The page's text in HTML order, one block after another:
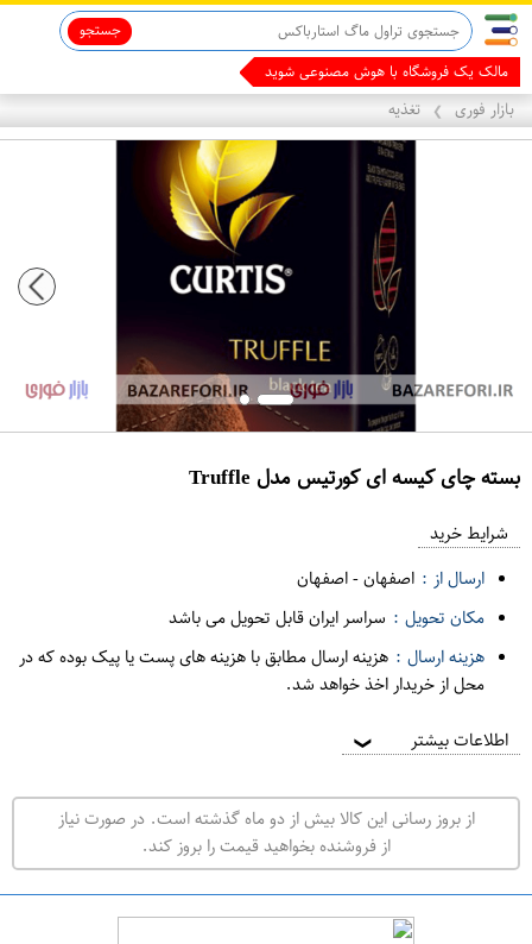
جستجو
با همین
بازار فوری ❯ تغذیه
بسته چای کیسه ای کورتیس مدل Truffle
ف
ر
ت
ه
ر
ا
شرایط خرید
ارسال از : اصفهان-اصفهان
مکان تحویل : سراسر ایران قابل تحویل می باشد
هزینه ارسال : هزینه ارسال مطابق با هزینه های پست یا پیک بوده که در
محل از خریدار اخذ خواهد شد.
اطلاعات بیشتر ❯
از بروز رسانی این کالا بیش از دو ماه گذشته است. در صورت نیاز
از فروشنده بخواهید قیمت را بروز کند.